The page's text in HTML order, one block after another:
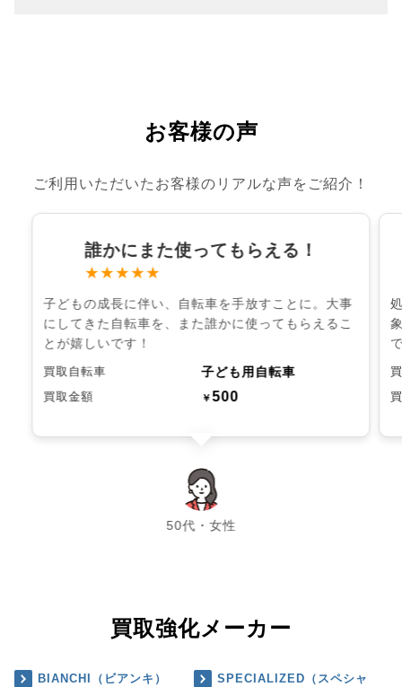
お客様の声
ご利用いただいたお客様のリアルな声をご紹介！
誰かにまた使ってもらえる！
★★★★★
子どもの成長に伴い、自転車を手放すことに。大事
にしてきた自転車を、また誰かに使ってもらえるこ
とが嬉しいです！
買取自転車 子ども用自転車
買取金額 ￥500
50代・女性
chevron_left chevron_right
買取強化メーカー
BIANCHI（ビアンキ）
SPECIALIZED（スペシャ